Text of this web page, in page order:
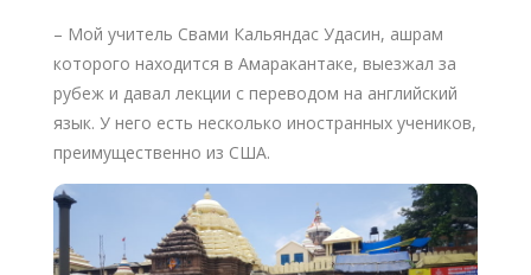
– Мой учитель Свами Кальяндас Удасин, ашрам
которого находится в Амаракантаке, выезжал за
рубеж и давал лекции с переводом на английский
язык. У него есть несколько иностранных учеников,
преимущественно из США.